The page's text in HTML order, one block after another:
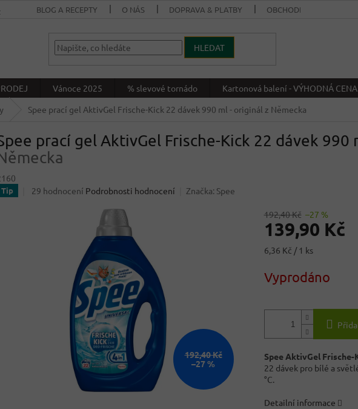
BLOG A RECEPTY O NÁS DOPRAVA & PLATBY OBCHODNÍ PODMÍNKY
HLEDAT
Vánoce 2025 % slevové tornádo Kartonová balení - VÝHODNÁ CENA
Spee prací gel AktivGel Frische-Kick 22 dávek 990 ml - originál z Německa
prací gel AktivGel Frische-Kick 22 dávek 990
Tip
Průměrné
29 hodnocení Podrobnosti hodnocení Značka: Spee
192,40 Kč
–27 %
192,40 Kč –27 %
139,90 Kč
Měrná
6,36 Kč / 1 ks
Vyprodáno
Spee AktivGel Frische-
22 dávek pro bílé a
°C.
Detailní informace